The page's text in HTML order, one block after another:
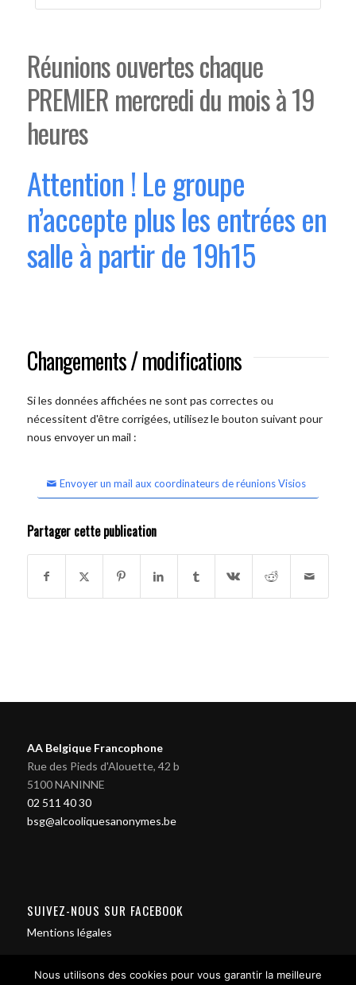
Réunions ouvertes chaque
PREMIER mercredi du mois à 19
heures
Attention ! Le groupe
n’accepte plus les entrées en
salle à partir de 19h15
Changements / modifications
Si les données affichées ne sont pas correctes ou
nécessitent d'être corrigées, utilisez le bouton suivant pour
nous envoyer un mail :
Envoyer un mail aux coordinateurs de réunions Visios
Partager cette publication
AA Belgique Francophone
Rue des Pieds d'Alouette, 42 b
5100 NANINNE
02 511 40 30
bsg@alcooliquesanonymes.be
SUIVEZ-NOUS SUR FACEBOOK
Mentions légales
Nous utilisons des cookies pour vous garantir la meilleure